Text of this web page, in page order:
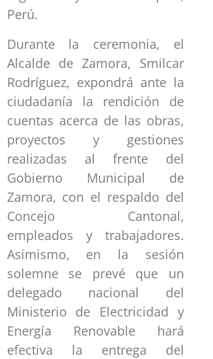
Perú.
Durante la ceremonia, el
Alcalde de Zamora, Smilcar
Rodríguez, expondrá ante la
ciudadanía la rendición de
cuentas acerca de las obras,
proyectos y gestiones
realizadas al frente del
Gobierno Municipal de
Zamora, con el respaldo del
Concejo Cantonal,
empleados y trabajadores.
Asimismo, en la sesión
solemne se prevé que un
delegado nacional del
Ministerio de Electricidad y
Energía Renovable hará
efectiva la entrega del